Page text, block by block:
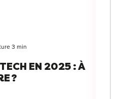
3 min
EN 2025 : À
?